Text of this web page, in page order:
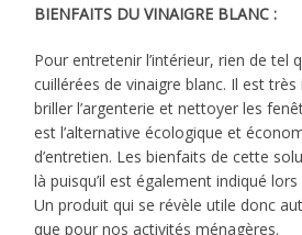
BIENFAITS DU VINAIGRE BLANC :
Pour entretenir l’intérieur, rien de tel
cuillérées de vinaigre blanc. Il est
briller l’argenterie et nettoyer les
est l’alternative écologique et
d’entretien. Les bienfaits de cette
là puisqu’il est également indiqué lors
Un produit qui se révèle utile donc
que pour nos activités ménagères.